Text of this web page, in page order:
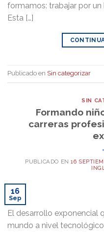
formamos: trabajar por
Esta […]
Publicado en Sin categorizar
SIN
Formando
carreras
PUBLICADO EN16
16
Sep
El desarrollo exponencial
mundo a nivel